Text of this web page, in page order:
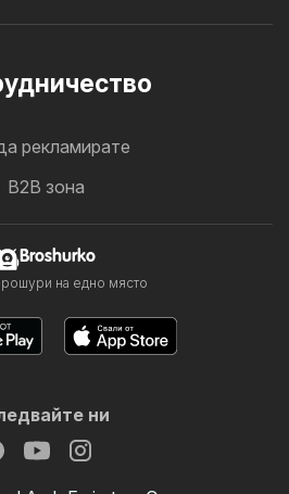
рекламирате
B2B зона
Broshurko
на едно място
ни